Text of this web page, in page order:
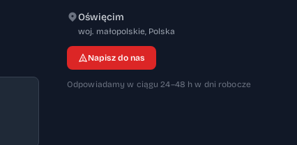
Oświęcim
woj. małopolskie, 32-600
Polska
Napisz do nas
Odpowiadamy w ciągu 24–48 h w dni robocze